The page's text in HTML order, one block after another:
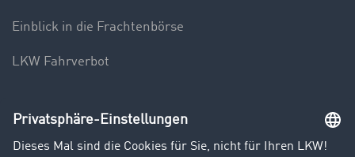
Einblick in die Frachtenbörse
LKW Fahrverbot
Unternehmen
Kunden werben Kunden